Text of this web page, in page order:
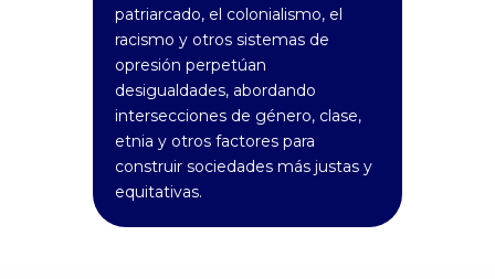
patriarcado, el colonialismo, el
racismo y otros sistemas de
opresión perpetúan
desigualdades, abordando
intersecciones de género, clase,
etnia y otros factores para
construir sociedades más justas y
equitativas.